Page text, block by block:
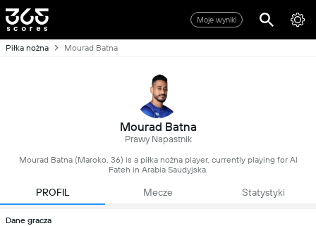
Moje wyniki
Piłka nożna Mourad Batna
Mourad Batna
Prawy Napastnik
Mourad Batna (Maroko, 36) is a piłka nożna player, currently playing for Al
Fateh in Arabia Saudyjska.
PROFIL Mecze Statystyki
Dane gracza